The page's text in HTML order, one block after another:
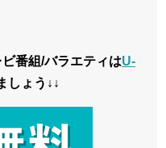
番組/バラエティはU-
しょう↓↓